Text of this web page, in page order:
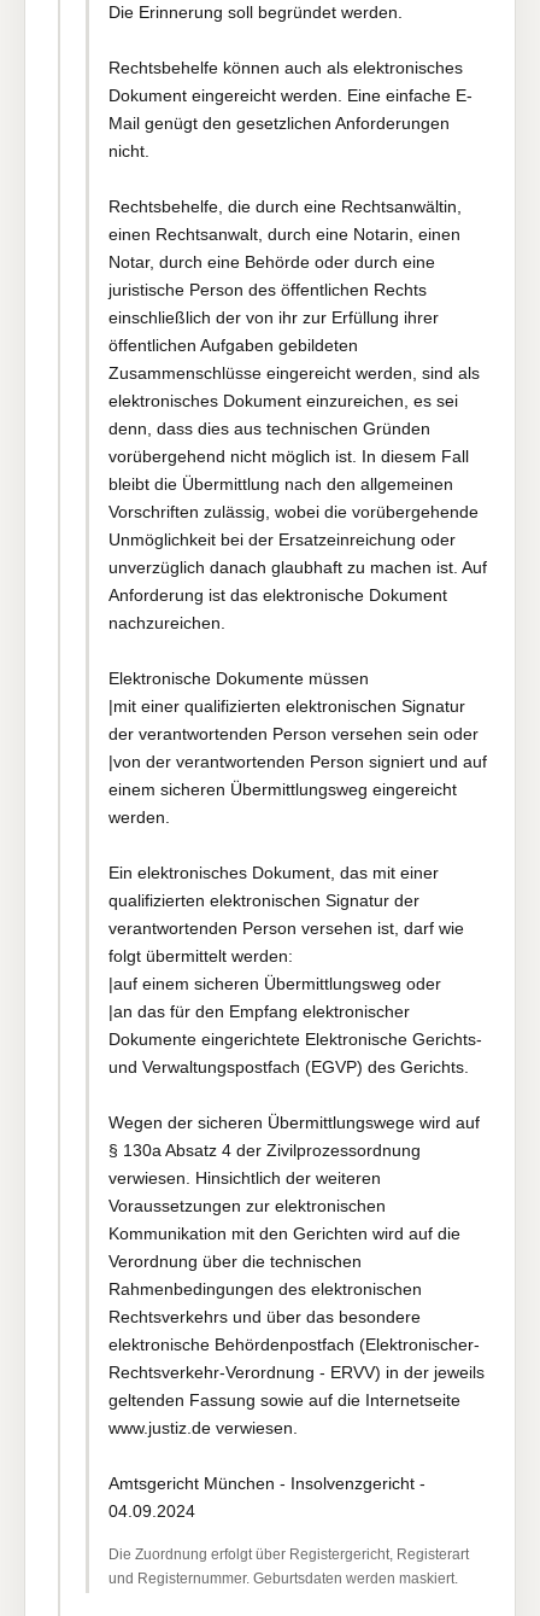
Die Erinnerung soll begründet werden.
Rechtsbehelfe können auch als elektronisches
Dokument eingereicht werden. Eine einfache E-
Mail genügt den gesetzlichen Anforderungen
nicht.
Rechtsbehelfe, die durch eine Rechtsanwältin,
einen Rechtsanwalt, durch eine Notarin, einen
Notar, durch eine Behörde oder durch eine
juristische Person des öffentlichen Rechts
einschließlich der von ihr zur Erfüllung ihrer
öffentlichen Aufgaben gebildeten
Zusammenschlüsse eingereicht werden, sind als
elektronisches Dokument einzureichen, es sei
denn, dass dies aus technischen Gründen
vorübergehend nicht möglich ist. In diesem Fall
bleibt die Übermittlung nach den allgemeinen
Vorschriften zulässig, wobei die vorübergehende
Unmöglichkeit bei der Ersatzeinreichung oder
unverzüglich danach glaubhaft zu machen ist. Auf
Anforderung ist das elektronische Dokument
nachzureichen.
Elektronische Dokumente müssen
|mit einer qualifizierten elektronischen Signatur
der verantwortenden Person versehen sein oder
|von der verantwortenden Person signiert und auf
einem sicheren Übermittlungsweg eingereicht
werden.
Ein elektronisches Dokument, das mit einer
qualifizierten elektronischen Signatur der
verantwortenden Person versehen ist, darf wie
folgt übermittelt werden:
|auf einem sicheren Übermittlungsweg oder
|an das für den Empfang elektronischer
Dokumente eingerichtete Elektronische Gerichts-
und Verwaltungspostfach (EGVP) des Gerichts.
Wegen der sicheren Übermittlungswege wird auf
§ 130a Absatz 4 der Zivilprozessordnung
verwiesen. Hinsichtlich der weiteren
Voraussetzungen zur elektronischen
Kommunikation mit den Gerichten wird auf die
Verordnung über die technischen
Rahmenbedingungen des elektronischen
Rechtsverkehrs und über das besondere
elektronische Behördenpostfach (Elektronischer-
Rechtsverkehr-Verordnung - ERVV) in der jeweils
geltenden Fassung sowie auf die Internetseite
www.justiz.de verwiesen.
Amtsgericht München - Insolvenzgericht -
04.09.2024
Die Zuordnung erfolgt über Registergericht, Registerart
und Registernummer. Geburtsdaten werden maskiert.